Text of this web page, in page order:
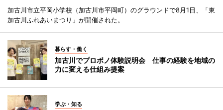
加古川市立平岡小学校（加古川市平岡町）のグラウンドで8月1日、「東
加古川ふれあいまつり」が開催された。
暮らす・働く
加古川でプロボノ体験説明会 仕事の経験を地域の
力に変える仕組み提案
学ぶ・知る